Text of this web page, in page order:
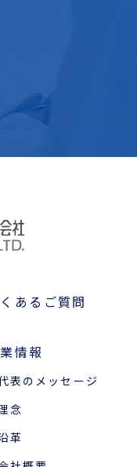
あるご質問
情報
表のメッセージ
念
革